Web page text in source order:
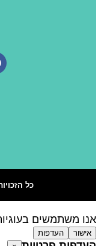
כל
אנו משתמשים
אישור העדפות